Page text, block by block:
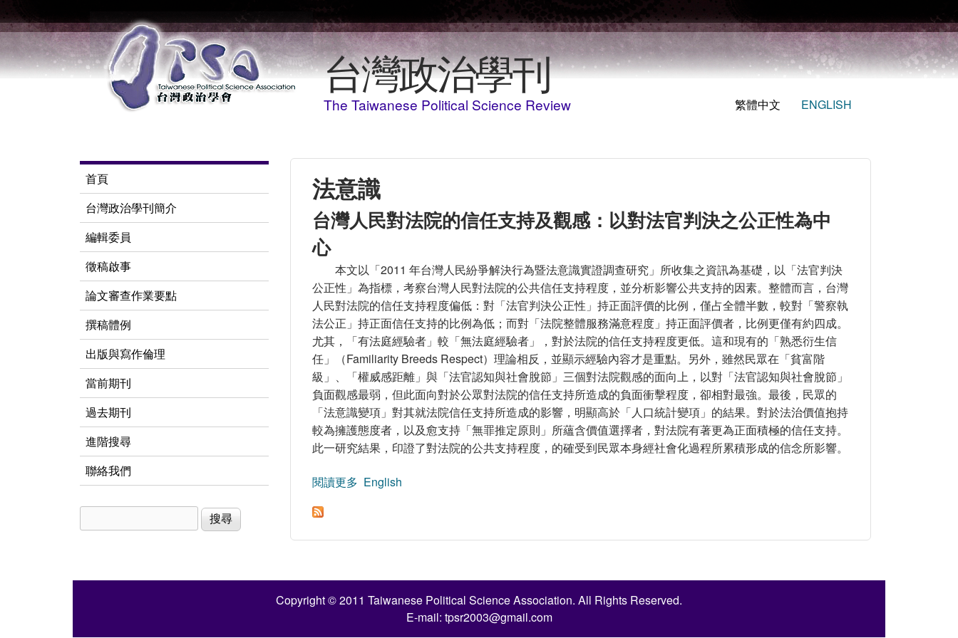
移至主內容
台灣政治學刊
The Taiwanese Political Science Review 繁體中文 ENGLISH
法意識
台灣人民對法院的信任支持及觀感：以對法官判決之公正性為中
心
本文以「2011 年台灣人民紛爭解決行為暨法意識實證調查研究」所收集之資訊為基礎，以「法官判決
公正性」為指標，考察台灣人民對法院的公共信任支持程度，並分析影響公共支持的因素。整體而言，台灣
人民對法院的信任支持程度偏低：對「法官判決公正性」持正面評價的比例，僅占全體半數，較對「警察執
法公正」持正面信任支持的比例為低；而對「法院整體服務滿意程度」持正面評價者，比例更僅有約四成。
尤其，「有法庭經驗者」較「無法庭經驗者」，對於法院的信任支持程度更低。這和現有的「熟悉衍生信
任」（Familiarity Breeds Respect）理論相反，並顯示經驗內容才是重點。另外，雖然民眾在「貧富階
級」、「權威感距離」與「法官認知與社會脫節」三個對法院觀感的面向上，以對「法官認知與社會脫節」
負面觀感最弱，但此面向對於公眾對法院的信任支持所造成的負面衝擊程度，卻相對最強。最後，民眾的
「法意識變項」對其就法院信任支持所造成的影響，明顯高於「人口統計變項」的結果。對於法治價值抱持
較為擁護態度者，以及愈支持「無罪推定原則」所蘊含價值選擇者，對法院有著更為正面積極的信任支持。
此一研究結果，印證了對法院的公共支持程度，的確受到民眾本身經社會化過程所累積形成的信念所影響。
閱讀更多 關於台灣人民對法院的信任支持及觀感：以對法官判決之公正性為中心
English
首頁
台灣政治學刊簡介
編輯委員
徵稿啟事
論文審查作業要點
撰稿體例
出版與寫作倫理
當前期刊
過去期刊
進階搜尋
聯絡我們
搜尋表單
Copyright © 2011 Taiwanese Political Science Association. All Rights Reserved.
E-mail: tpsr2003@gmail.com